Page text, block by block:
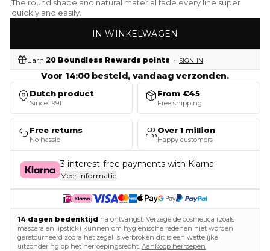
·The round shape and natural material fade every line super
quickly and easily.
IN WINKELWAGEN
Earn 20 Boundless Rewards points · SIGN IN
Voor 14:00 besteld, vandaag verzonden.
Dutch product
Since 1991
From €45
Free shipping
Free returns
No hassle
Over 1 million
Happy customers
3 interest-free payments with Klarna
Meer informatie
14 dagen bedenktijd na ontvangst. Verzegelde cosmetica (zoals
mascara en lipstick) kunnen om hygiënische redenen niet worden
geretourneerd zodra het zegel is verbroken dit is een wettelijke
uitzondering op het herroepingsrecht. Aankoop herroepen